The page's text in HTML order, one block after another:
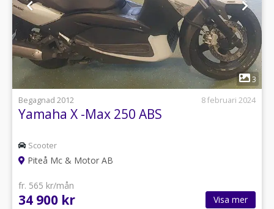
1
3
Begagnad 2012
8 februari 2024
Yamaha X -Max 250 ABS
Scooter
Piteå Mc & Motor AB
fr. 565 kr/mån
34 900 kr Visa mer